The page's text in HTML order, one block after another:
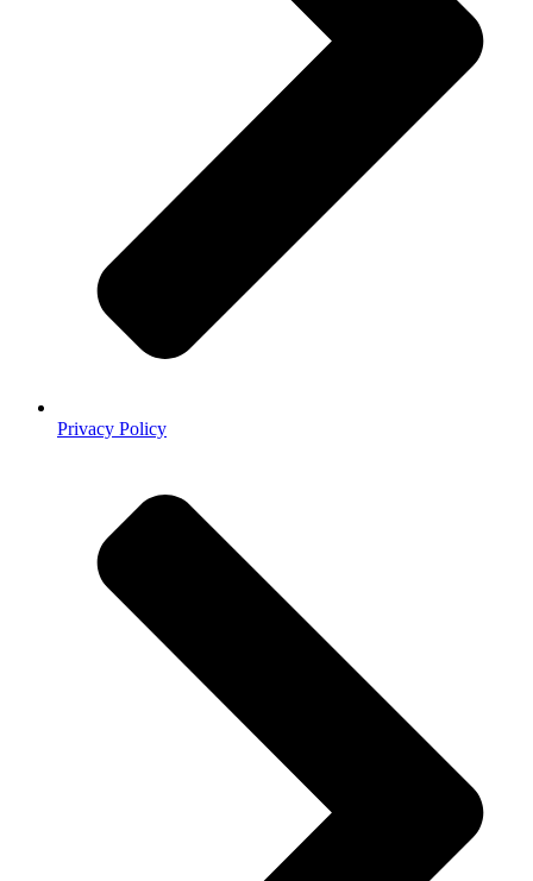
Privacy Policy